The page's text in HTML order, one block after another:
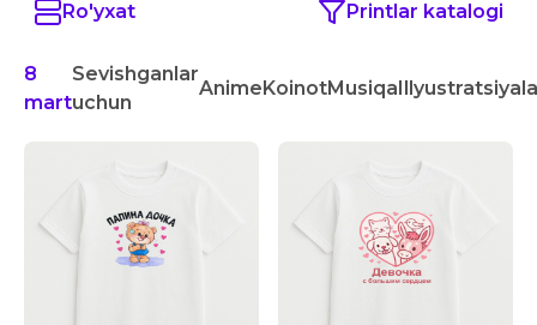
Ro'yxat Printlar katalogi
8
mart
Sevishganlar
uchun
AnimeKoinotMusiqa